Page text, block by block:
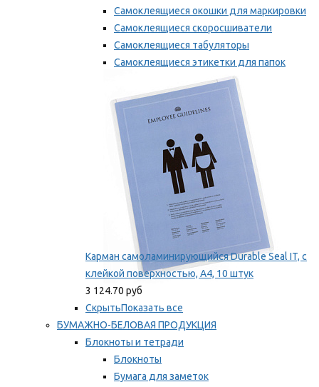
Самоклеящиеся окошки для маркировки
Самоклеящиеся скоросшиватели
Самоклеящиеся табуляторы
Самоклеящиеся этикетки для папок
Таблички для маркировки
Мы рекомендуем
Карман самоламинирующийся Durable Seal IT, с
клейкой поверхностью, A4, 10 штук
3 124.70 руб
СкрытьПоказать все
БУМАЖНО-БЕЛОВАЯ ПРОДУКЦИЯ
Блокноты и тетради
Блокноты
Бумага для заметок